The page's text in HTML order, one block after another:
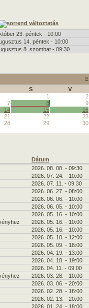
23. péntek - 10:00
14. péntek - 10:00
8. szombat - 09:30
»
S
V
1
2
7 8
9
14 15
16
21 22
23
28 29
30
Dátum
2026. 08. 08. - 09:30
2026. 07. 24. - 10:00
2026. 07. 11. - 09:30
2026. 06. 27. - 08:00
2026. 06. 06. - 10:00
2026. 06. 05. - 10:00
2026. 05. 16. - 10:00
2026. 05. 16. - 10:00
2026. 05. 16. - 10:00
2026. 05. 10. - 12:00
2026. 05. 09. - 18:00
2026. 04. 19. - 13:00
2026. 04. 18. - 19:00
2026. 04. 11. - 09:00
2026. 03. 28. - 10:00
2026. 03. 06. - 20:00
2026. 02. 28. - 18:00
2026. 02. 13. - 20:00
2026. 01. 24. - 18:00